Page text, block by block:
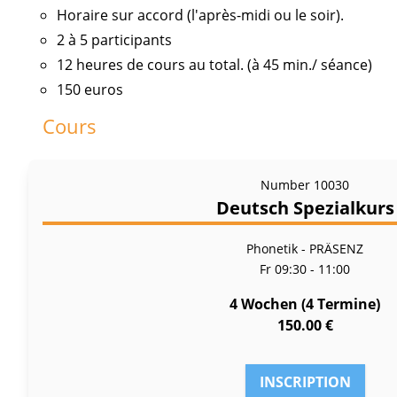
Horaire sur accord (l'après-midi ou le soir).
2 à 5 participants
12 heures de cours au total. (à 45 min./ séance)
150 euros
Cours
Number 10030
Deutsch Spezialkurs
Phonetik - PRÄSENZ
Fr 09:30 - 11:00
4 Wochen (4 Termine)
150.00 €
INSCRIPTION